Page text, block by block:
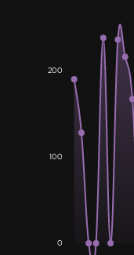
0
100
200